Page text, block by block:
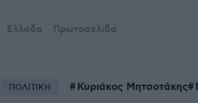
Ελλάδα Πρωτοσέλιδα
ΠΟΛΙΤΙΚΗ Κυριάκος Μητσοτάκης